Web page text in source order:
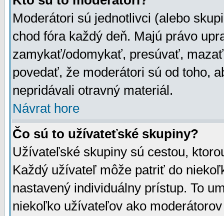
Moderátori sú jednotlivci (alebo
chod fóra každý deň. Majú právo
zamykať/odomykať, presúvať,
povedať, že moderátori sú od toho,
nepridávali otravný materiál.
Návrat hore
Čo sú to užívateťské skupiny?
Užívateľské skupiny sú cestou,
Každý užívateľ môže patriť do
nastavený individuálny prístup. To
niekoľko užívateľov ako